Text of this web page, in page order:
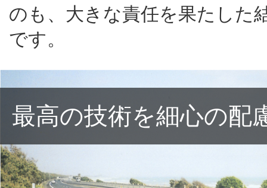
のも、大きな責任を果たした
です。
最高の技術を細心の配